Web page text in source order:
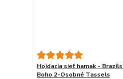
Hojdacia sieť hamak -
Boho 2-Osobné Tassels